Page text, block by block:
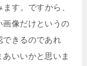
す。ですから、
画像だけというの
できるのであれ
いいかと思いま